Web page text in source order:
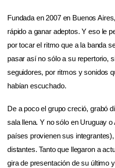
Fundada en 2007 en Buenos
rápido a ganar adeptos. Y eso le
por tocar el ritmo que a la banda
pasar así no sólo a su repertorio,
seguidores, por ritmos y sonidos
habían escuchado.
De a poco el grupo creció, grabó
sala llena. Y no sólo en Uruguay
países provienen sus
distantes. Tanto que llegaron a
gira de presentación de su último